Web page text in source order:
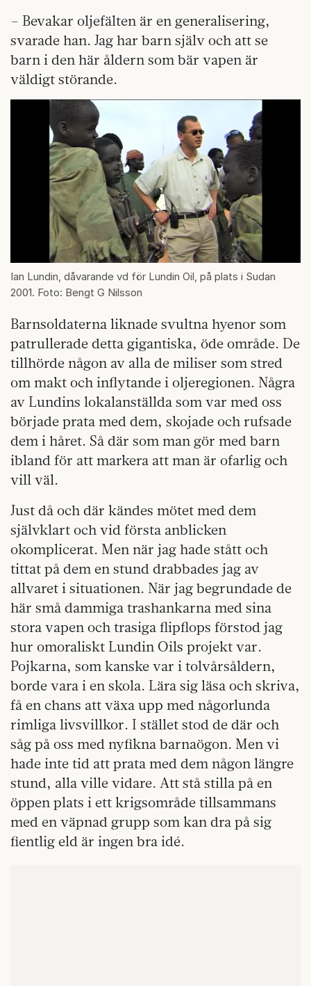
– Bevakar oljefälten är en generalisering,
svarade han. Jag har barn själv och att se
barn i den här åldern som bär vapen är
väldigt störande.
Ian Lundin, dåvarande vd för Lundin Oil, på plats i Sudan
2001. Foto: Bengt G Nilsson
Barnsoldaterna liknade svultna hyenor som
patrullerade detta gigantiska, öde område. De
tillhörde någon av alla de miliser som stred
om makt och inflytande i oljeregionen. Några
av Lundins lokalanställda som var med oss
började prata med dem, skojade och rufsade
dem i håret. Så där som man gör med barn
ibland för att markera att man är ofarlig och
vill väl.
Just då och där kändes mötet med dem
självklart och vid första anblicken
okomplicerat. Men när jag hade stått och
tittat på dem en stund drabbades jag av
allvaret i situationen. När jag begrundade de
här små dammiga trashankarna med sina
stora vapen och trasiga flipflops förstod jag
hur omoraliskt Lundin Oils projekt var.
Pojkarna, som kanske var i tolvårsåldern,
borde vara i en skola. Lära sig läsa och skriva,
få en chans att växa upp med någorlunda
rimliga livsvillkor. I stället stod de där och
såg på oss med nyfikna barnaögon. Men vi
hade inte tid att prata med dem någon längre
stund, alla ville vidare. Att stå stilla på en
öppen plats i ett krigsområde tillsammans
med en väpnad grupp som kan dra på sig
fientlig eld är ingen bra idé.